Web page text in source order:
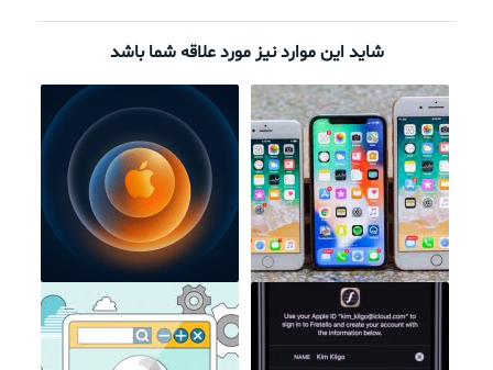
شاید این موارد نیز مورد علاقه شما باشد